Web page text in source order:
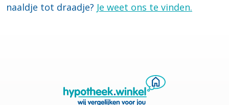
naaldje tot draadje? Je weet ons te vinden.